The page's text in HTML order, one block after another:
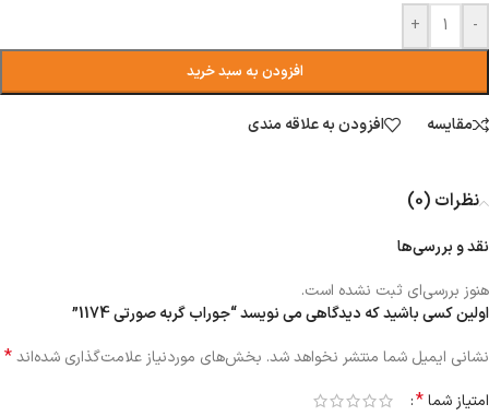
-
+
افزودن به سبد خرید
مقایسه افزودن به علاقه مندی
نظرات (0)
نقد و بررسی‌ها
هنوز بررسی‌ای ثبت نشده است.
اولین کسی باشید که دیدگاهی می نویسد “جوراب گربه صورتی 1174”
نشانی ایمیل شما منتشر نخواهد شد. بخش‌های موردنیاز علامت‌گذاری شده‌اند*
امتیاز شما*